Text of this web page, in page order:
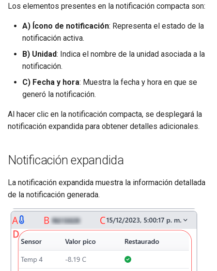
Los elementos presentes en la notificación compacta son:
A) Ícono de notificación: Representa el estado de la
notificación activa.
B) Unidad: Indica el nombre de la unidad asociada a la
notificación.
C) Fecha y hora: Muestra la fecha y hora en que se
generó la notificación.
Al hacer clic en la notificación compacta, se desplegará la
notificación expandida para obtener detalles adicionales.
Notificación expandida
La notificación expandida muestra la información detallada
de la notificación generada.